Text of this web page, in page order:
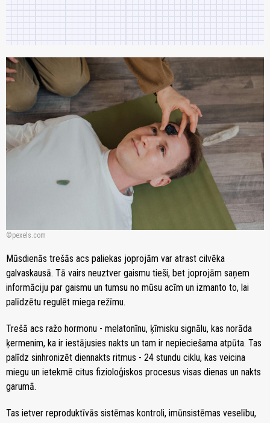
pexels.com
Mūsdienās trešās acs paliekas joprojām var atrast cilvēka
galvaskausā. Tā vairs neuztver gaismu tieši, bet joprojām saņem
informāciju par gaismu un tumsu no mūsu acīm un izmanto to, lai
palīdzētu regulēt miega režīmu.
Trešā acs ražo hormonu - melatonīnu, ķīmisku signālu, kas norāda
ķermenim, ka ir iestājusies nakts un tam ir nepieciešama atpūta. Tas
palīdz sinhronizēt diennakts ritmus - 24 stundu ciklu, kas veicina
miegu un ietekmē citus fizioloģiskos procesus visas dienas un nakts
garumā.
Tas ietver reproduktīvās sistēmas kontroli, imūnsistēmas veselību,